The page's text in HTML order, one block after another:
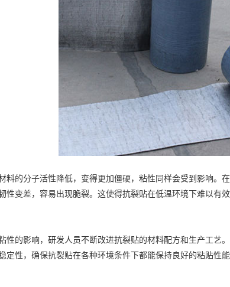
的分子活性降低，变得更加僵硬，粘性同样会受到影响。
性变差，容易出现脆裂。这使得抗裂贴在低温环境下难以有
的影响，研发人员不断改进抗裂贴的材料配方和生产工艺
定性，确保抗裂贴在各种环境条件下都能保持良好的粘贴性